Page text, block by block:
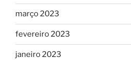
março 2023
fevereiro 2023
janeiro 2023